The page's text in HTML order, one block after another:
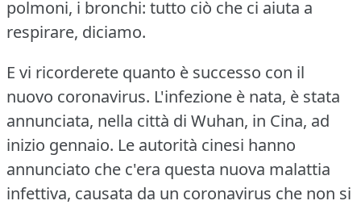
polmoni, i bronchi: tutto ciò che ci aiuta a
respirare, diciamo.
E vi ricorderete quanto è successo con il
nuovo coronavirus. L'infezione è nata, è stata
annunciata, nella città di Wuhan, in Cina, ad
inizio gennaio. Le autorità cinesi hanno
annunciato che c'era questa nuova malattia
infettiva, causata da un coronavirus che non si